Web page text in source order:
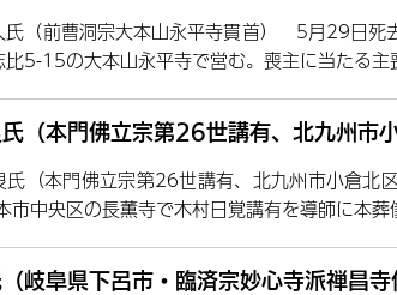
氏（前曹洞宗大本山永平寺貫首） 5月29日死
比5-15の大本山永平寺で営む。喪主に当たる
（本門佛立宗第26世講有、北九州市
氏（本門佛立宗第26世講有、北九州市小倉
市中央区の長薫寺で木村日覚講有を導師に本
岐阜県下呂市・臨済宗妙心寺派禅昌寺